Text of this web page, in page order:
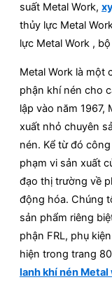
suất Metal Work,
thủy lực Metal
lực Metal Work ,
Metal Work là một
phận khí nén cho
lập vào năm 1967,
xuất nhỏ chuyên
nén. Kể từ đó
phạm vi sản xuất
đạo thị trường về
động hóa. Chúng
sản phẩm riêng
phận FRL, phụ
hiện trong trang
lanh khí nén Metal